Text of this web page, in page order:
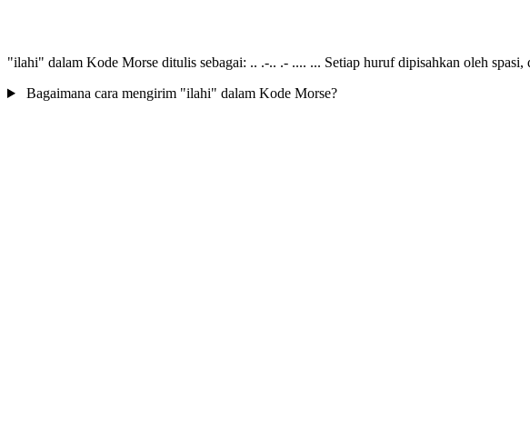
"ilahi" dalam Kode Morse ditulis sebagai: .. .-.. .- .... ... Setiap huruf dipisahkan oleh
Bagaimana cara mengirim "ilahi" dalam Kode Morse?